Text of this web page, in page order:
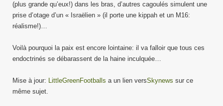
(plus grande qu’eux!) dans les bras, d’autres cagoulés simulent une
prise d’otage d’un « Israëlien » (il porte une kippah et un M16:
réalisme!)…
Voilà pourquoi la paix est encore lointaine: il va falloir que tous ces
endoctrinés se débarassent de la haine inculquée…
Mise à jour: LittleGreenFootballs a un lien versSkynews sur ce
même sujet.